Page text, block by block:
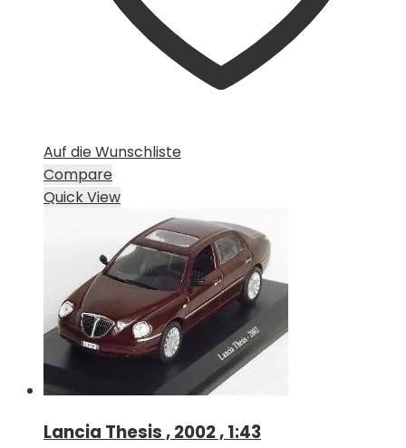
Auf die Wunschliste
Compare
Quick View
Lancia Thesis , 2002 , 1:43